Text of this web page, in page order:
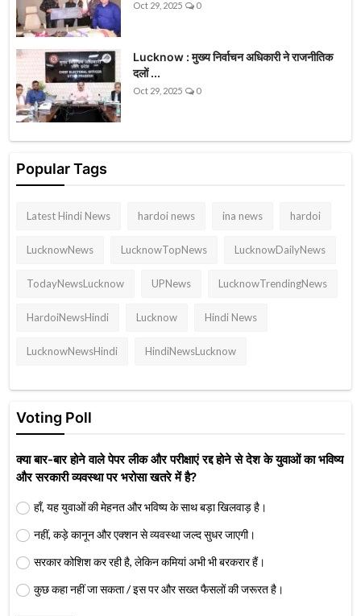
Oct 29, 2025 0
Lucknow : मुख्य निर्वाचन अधिकारी ने राजनीतिक
दलों ...
Oct 29, 2025 0
Popular Tags
Latest Hindi News hardoi news ina news hardoi
LucknowNews LucknowTopNews LucknowDailyNews
TodayNewsLucknow UPNews LucknowTrendingNews
HardoiNewsHindi Lucknow Hindi News
LucknowNewsHindi HindiNewsLucknow
Voting Poll
क्या बार-बार होने वाले पेपर लीक और परीक्षाएं रद्द होने से देश के युवाओं का भविष्य
और सरकारी व्यवस्था पर भरोसा खतरे में है?
हाँ, यह युवाओं की मेहनत और भविष्य के साथ बड़ा खिलवाड़ है।
नहीं, कड़े कानून और एक्शन से व्यवस्था जल्द सुधर जाएगी।
सरकार कोशिश कर रही है, लेकिन कमियां अभी भी बरकरार हैं।
कुछ कहा नहीं जा सकता / इस पर और सख्त फैसलों की जरूरत है।